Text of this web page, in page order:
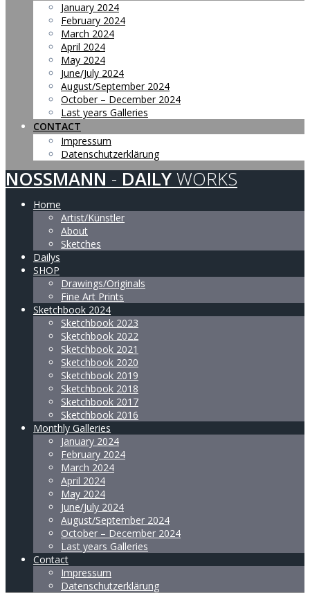
January 2024
February 2024
March 2024
April 2024
May 2024
June/July 2024
August/September 2024
October – December 2024
Last years Galleries
CONTACT
Impressum
Datenschutzerklärung
NOSSMANN - DAILY WORKS
Home
Artist/Künstler
About
Sketches
Dailys
SHOP
Drawings/Originals
Fine Art Prints
Sketchbook 2024
Sketchbook 2023
Sketchbook 2022
Sketchbook 2021
Sketchbook 2020
Sketchbook 2019
Sketchbook 2018
Sketchbook 2017
Sketchbook 2016
Monthly Galleries
January 2024
February 2024
March 2024
April 2024
May 2024
June/July 2024
August/September 2024
October – December 2024
Last years Galleries
Contact
Impressum
Datenschutzerklärung